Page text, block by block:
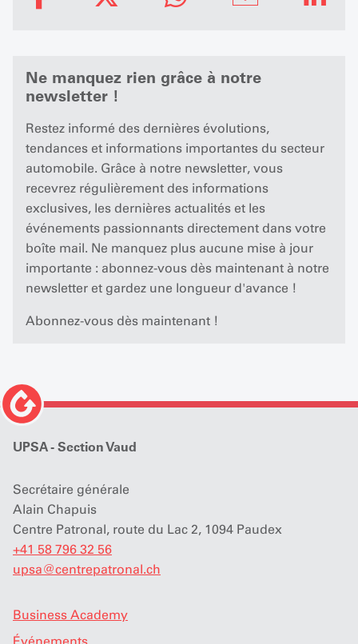
Ne manquez rien grâce à notre
newsletter !
Restez informé des dernières évolutions,
tendances et informations importantes du secteur
automobile. Grâce à notre newsletter, vous
recevrez régulièrement des informations
exclusives, les dernières actualités et les
événements passionnants directement dans votre
boîte mail. Ne manquez plus aucune mise à jour
importante : abonnez-vous dès maintenant à notre
newsletter et gardez une longueur d'avance !
Abonnez-vous dès maintenant !
UPSA - Section Vaud
Secrétaire générale
Alain Chapuis
Centre Patronal, route du Lac 2, 1094 Paudex
+41 58 796 32 56
upsa@centrepatronal.ch
Business Academy